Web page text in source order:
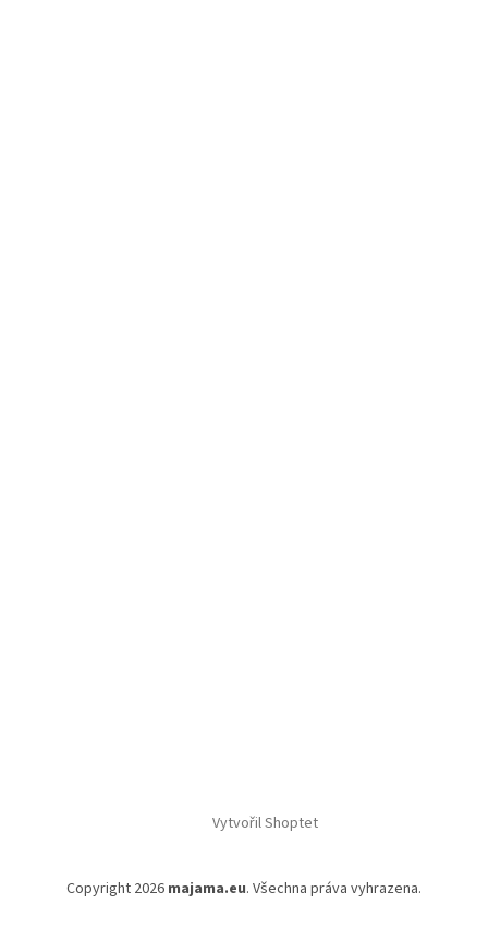
Vytvořil Shoptet
Copyright 2026 majama.eu. Všechna práva vyhrazena.